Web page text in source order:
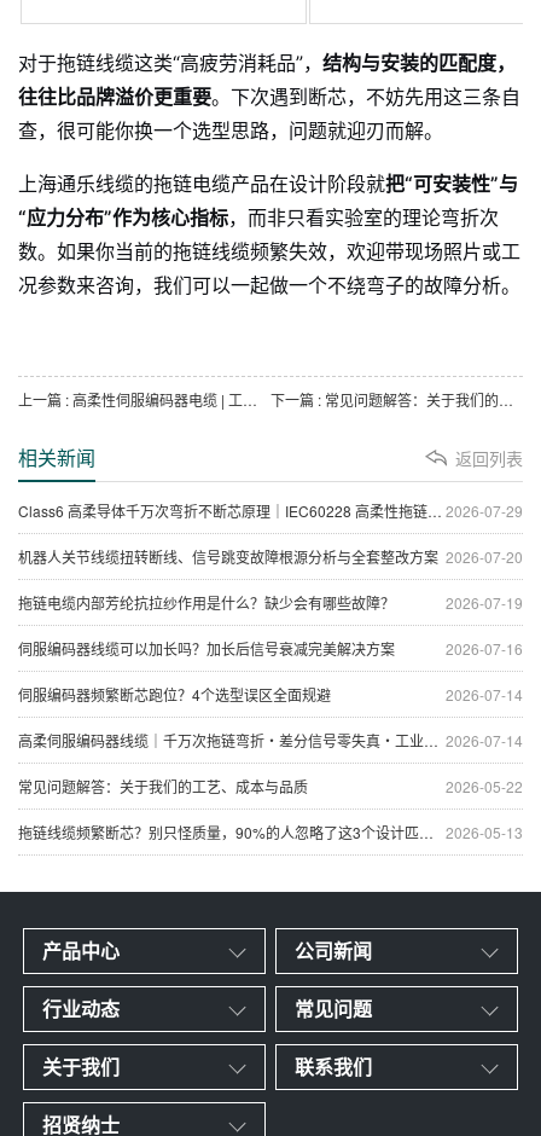
对于拖链线缆这类“高疲劳消耗品”， 结构与安装的匹配度，
往往比品牌溢价更重要。下次遇到断芯，不妨先用这三条自
查，很可能你换一个选型思路，问题就迎刃而解。
上海通乐线缆的拖链电缆产品在设计阶段就把“可安装性”与
“应力分布”作为核心指标，而非只看实验室的理论弯折次
数。如果你当前的拖链线缆频繁失效，欢迎带现场照片或工
况参数来咨询，我们可以一起做一个不绕弯子的故障分析。
上一篇 : 高柔性伺服编码器电缆 | 工业自动化信号传输解决方案 下一篇 : 常见问题解答：关于我们的工艺、成本与品质
返回列表
相关新闻
2026-07-29
Class6 高柔导体千万次弯折不断芯原理｜IEC60228 高柔性拖链电缆抗疲劳技术
2026-07-20
机器人关节线缆扭转断线、信号跳变故障根源分析与全套整改方案
2026-07-19
拖链电缆内部芳纶抗拉纱作用是什么？缺少会有哪些故障？
2026-07-16
伺服编码器线缆可以加长吗？加长后信号衰减完美解决方案
2026-07-14
伺服编码器频繁断芯跑位？4个选型误区全面规避
2026-07-14
高柔伺服编码器线缆｜千万次拖链弯折・差分信号零失真・工业自动化专用屏蔽信号线
2026-05-22
常见问题解答：关于我们的工艺、成本与品质
2026-05-13
拖链线缆频繁断芯？别只怪质量，90%的人忽略了这3个设计匹配错误
产品中心 公司新闻
行业动态 常见问题
关于我们 联系我们
招贤纳士